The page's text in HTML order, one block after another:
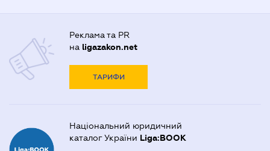
Реклама та PR
на ligazakon.net
ТАРИФИ
Національний юридичний
каталог України Liga:BOOK